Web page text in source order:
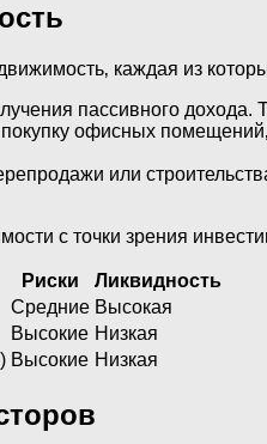
каждая из
пассивного
офисных
или
с точки зрения
Риски
Ликвидность
Средние Высокая
Высокие Низкая
Высокие Низкая